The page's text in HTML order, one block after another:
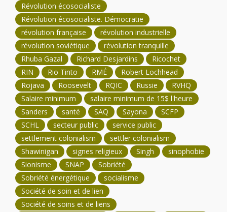
Révolution écosocialiste
Révolution écosocialiste. Démocratie
révolution française
révolution industrielle
révolution soviétique
révolution tranquille
Rhuba Gazal
Richard Desjardins
Ricochet
RIN
Rio Tinto RMÉ
Robert Lochhead
Rojava
Roosevelt RQIC Russie
RVHQ
Salaire minimum
salaire minimum de 15$ l'heure
Sanders
santé SAQ Sayona
SCFP
SCHL
secteur public
service public
settlement colonialism
settler colonialism
Shawinigan
signes religieux Singh
sinophobie
Sionisme
SNAP
Sobriété
Sobriété énergétique
socialisme
Société de soin et de lien
Société de soins et de liens